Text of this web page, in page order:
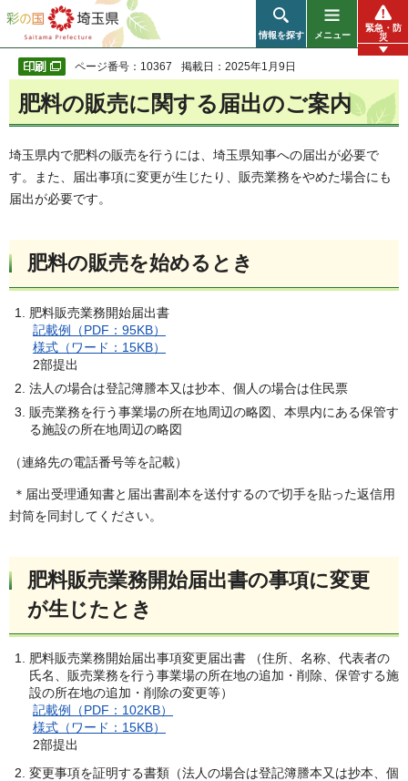
彩の国 埼玉県
情報を探す メニュー
緊急・防
災
ページ番号：10367 掲載日：2025年1月9日
肥料の販売に関する届出のご案内
埼玉県内で肥料の販売を行うには、埼玉県知事への届出が必要で
す。また、届出事項に変更が生じたり、販売業務をやめた場合にも
届出が必要です。
肥料の販売を始めるとき
肥料販売業務開始届出書
記載例（PDF：95KB）
様式（ワード：15KB）
2部提出
法人の場合は登記簿謄本又は抄本、個人の場合は住民票
販売業務を行う事業場の所在地周辺の略図、本県内にある保管す
る施設の所在地周辺の略図
（連絡先の電話番号等を記載）
＊届出受理通知書と届出書副本を送付するので切手を貼った返信用
封筒を同封してください。
肥料販売業務開始届出書の事項に変更
が生じたとき
肥料販売業務開始届出事項変更届出書 （住所、名称、代表者の
氏名、販売業務を行う事業場の所在地の追加・削除、保管する施
設の所在地の追加・削除の変更等）
記載例（PDF：102KB）
様式（ワード：15KB）
2部提出
変更事項を証明する書類（法人の場合は登記簿謄本又は抄本、個